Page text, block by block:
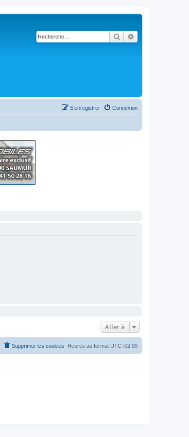
Rechercher
Connexion
S’enregistrer
Aller à
Heures au format UTC+02:00
Supprimer les cookies